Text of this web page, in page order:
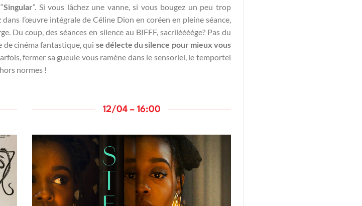
Singular”. Si vous lâchez une vanne, si vous bougez un peu trop
l’œuvre intégrale de Céline Dion en coréen en pleine séance,
Du coup, des séances en silence au BIFFF, sacrilèèèège? Pas du
cinéma fantastique, qui se délecte du silence pour mieux vous
fermer sa gueule vous ramène dans le sensoriel, le temportel
normes !
12/04 – 16:00